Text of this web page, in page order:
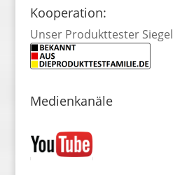
Kooperation:
Unser Produkttester Siegel
Medienkanäle